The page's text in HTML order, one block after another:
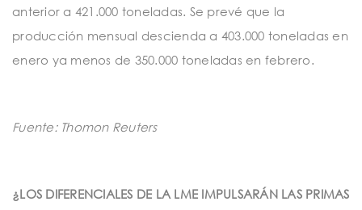
anterior a 421.000 toneladas. Se prevé que la
producción mensual descienda a 403.000 toneladas en
enero ya menos de 350.000 toneladas en febrero.
Fuente: Thomon Reuters
¿LOS DIFERENCIALES DE LA LME IMPULSARÁN LAS PRIMAS